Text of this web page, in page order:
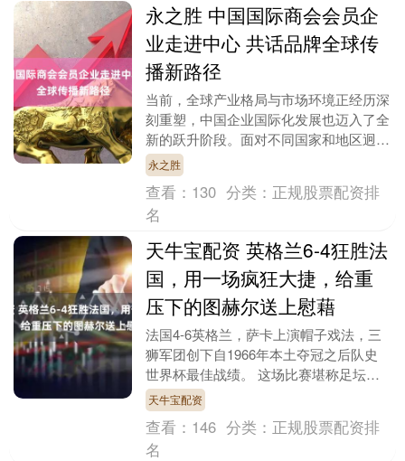
永之胜 中国国际商会会员企
业走进中心 共话品牌全球传
播新路径
当前，全球产业格局与市场环境正经历深
刻重塑，中国企业国际化发展也迈入了全
新的跃升阶段。面对不同国家和地区迥然
各异的市场环境、文化背景与消费习惯，
如何在保持品牌核....
永之胜
查看： 130 分类： 正规股票配资排
名
天牛宝配资 英格兰6-4狂胜法
国，用一场疯狂大捷，给重
压下的图赫尔送上慰藉
法国4-6英格兰，萨卡上演帽子戏法，三
狮军团创下自1966年本土夺冠之后队史
世界杯最佳战绩。 这场比赛堪称足坛最
跌宕刺激的对决之一。历经惊心动魄的下
半场反扑浪潮....
天牛宝配资
查看： 146 分类： 正规股票配资排
名